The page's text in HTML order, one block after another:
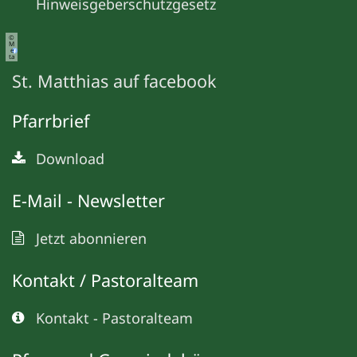
Hinweisgeberschutzgesetz
©
M
e
ta
St. Matthias auf facebook
Pfarrbrief
Download
E-Mail - Newsletter
Jetzt abonnieren
Kontakt / Pastoralteam
Kontakt - Pastoralteam